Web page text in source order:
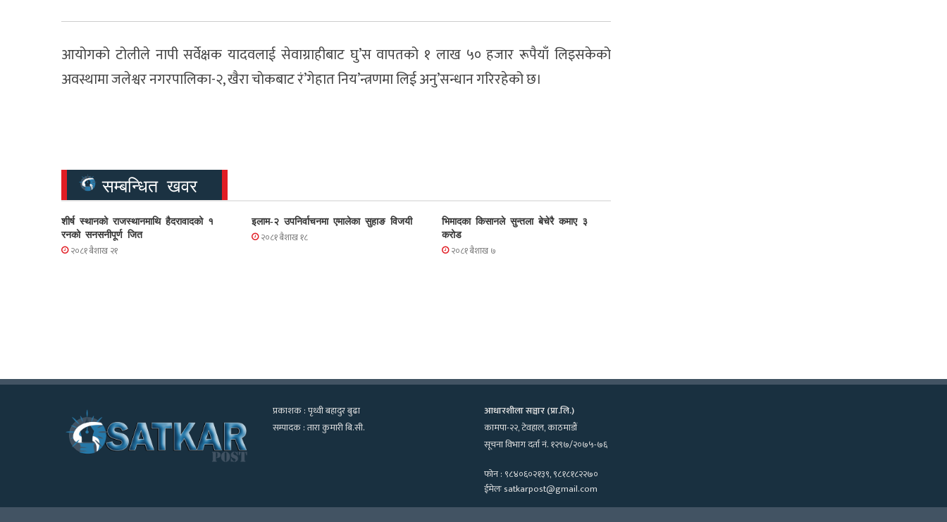
आयोगको टोलीले नापी सर्वेक्षक यादवलाई सेवाग्राहीबाट घु’स वापतको १ लाख ५० हजार रूपैयाँ लिइसकेको
अवस्थामा जलेश्वर नगरपालिका-२, खैरा चाेकबाट रं’गेहात निय’न्त्रणमा लिई अनु’सन्धान गरिरहेको छ।
सम्बन्धित खवर
शीर्ष स्थानको राजस्थानमाथि हैदरावादको १
रनको सनसनीपूर्ण जित
२०८१ बैशाख २१
इलाम-२ उपनिर्वाचनमा एमालेका सुहाङ विजयी
२०८१ बैशाख १८
भिमादका किसानले सुन्तला बेचेरै कमाए ३
करोड
२०८१ बैशाख ७
प्रकाशक : पृथ्वी बहादुर बुढा
सम्पादक : तारा कुमारी बि.सी.
आधारशीला सञ्चार (प्रा.लि.)
कामपा-२२, टेवहाल, काठमाडाैं
सूचना विभाग दर्ता नं. १२९७/२०७५-७६
फोन : ९८४०६०२१३९, ९८१८१८२२७०
ईमेलः satkarpost@gmail.com